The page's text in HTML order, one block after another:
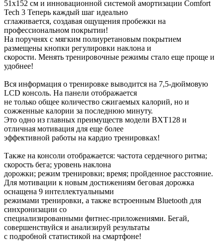
51x152 см и инновационной системой амортизации Comfort
Tech 3 Теперь каждый шаг идеально
сглаживается, создавая ощущения пробежки на
профессиональном покрытии!
На поручнях с мягким полиуретановым покрытием
размещены кнопки регулировки наклона и
скорости. Менять тренировочные режимы стало еще проще и
удобнее!
Вся информация о тренировке выводится на 7,5-дюймовую
LCD консоль. На панели отображается
не только общее количество сжигаемых калорий, но и
сожженные калории за последнюю минуту.
Это одно из главных преимуществ модели BXT128 и
отличная мотивация для еще более
эффективной работы на кардио тренировках!
Также на консоли отображается: частота сердечного ритма;
скорость бега; уровень наклона
дорожки; режим тренировки; время; пройденное расстояние.
Для мотивации к новым достижениям беговая дорожка
оснащена 9 интеллектуальными
режимами тренировки, а также встроенным Bluetooth для
синхронизации со
специализированными фитнес-приложениями. Бегай,
совершенствуйся и анализируй результаты
с подробной статистикой на смартфоне!